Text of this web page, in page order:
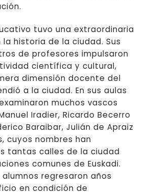
tuvo una extraordinaria
historia de la ciudad. Sus
de profesores impulsaron
científica y cultural,
dimensión docente del
a la ciudad. En sus aulas
muchos vascos
Iradier, Ricardo Becerro
Baraibar, Julián de Apraiz
cuyos nombres han
tantas calles de la ciudad
comunes de Euskadi.
regresaron años
en condición de